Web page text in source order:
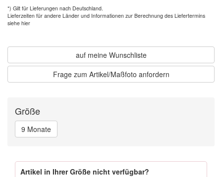
*) Gilt für Lieferungen nach Deutschland.
Lieferzeiten für andere Länder und Informationen zur Berechnung des Liefertermins
siehe hier
auf meine Wunschliste
Frage zum Artikel/Maßfoto anfordern
Größe
9 Monate
Artikel in Ihrer Größe nicht verfügbar?